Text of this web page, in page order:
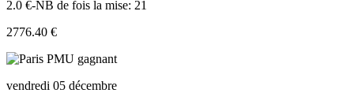
2.0 €-NB de fois la mise: 21
2776.40 €
vendredi 05 décembre